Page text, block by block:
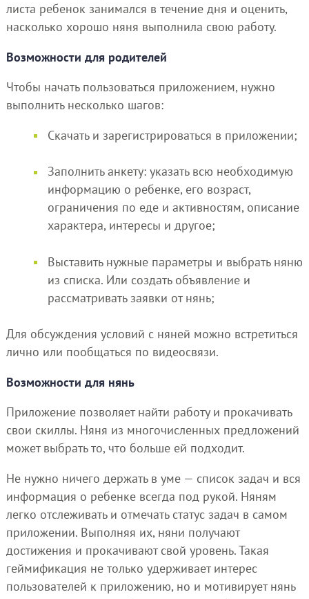
листа ребенок занимался в течение дня и оценить,
насколько хорошо няня выполнила свою работу.
Возможности для родителей
Чтобы начать пользоваться приложением, нужно
выполнить несколько шагов:
Скачать и зарегистрироваться в приложении;
Заполнить анкету: указать всю необходимую
информацию о ребенке, его возраст,
ограничения по еде и активностям, описание
характера, интересы и другое;
Выставить нужные параметры и выбрать няню
из списка. Или создать объявление и
рассматривать заявки от нянь;
Для обсуждения условий с няней можно встретиться
лично или пообщаться по видеосвязи.
Возможности для нянь
Приложение позволяет найти работу и прокачивать
свои скиллы. Няня из многочисленных предложений
может выбрать то, что больше ей подходит.
Не нужно ничего держать в уме — список задач и вся
информация о ребенке всегда под рукой. Няням
легко отслеживать и отмечать статус задач в самом
приложении. Выполняя их, няни получают
достижения и прокачивают свой уровень. Такая
геймификация не только удерживает интерес
пользователей к приложению, но и мотивирует нянь